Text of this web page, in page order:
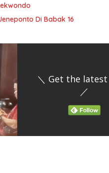
Di Babak 16
＼ Get the latest
／